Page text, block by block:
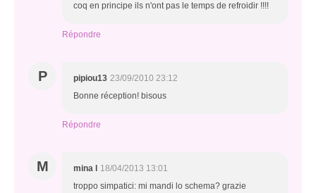
coq en principe ils n'ont pas le temps de refroidir !!!!
Répondre
P pipiou13 23/09/2010 23:12
Bonne réception! bisous
Répondre
M mina l
18/04/2013 13:01
troppo simpatici: mi mandi lo schema? grazie